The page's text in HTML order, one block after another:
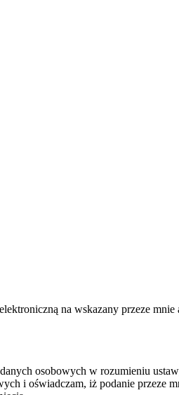
na wskazany przeze
osobowych w rozumieniu
i oświadczam, iż podanie przeze